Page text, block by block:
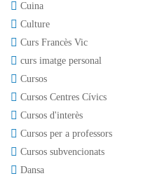
Cuina
Culture
Curs Francès Vic
curs imatge personal
Cursos
Cursos Centres Cívics
Cursos d'interès
Cursos per a professors
Cursos subvencionats
Dansa